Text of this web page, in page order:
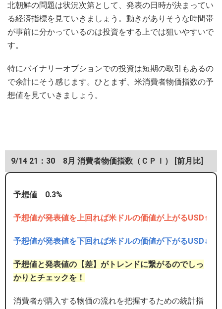
北朝鮮の問題は状況次第として、発表の日時が決まってい
る経済指標を見ていきましょう。動きがありそうな時間帯
が事前に分かっているのは投資をする上では狙いやすいで
す。
特にバイナリーオプションでの投資は短期の取引もあるの
で余計にそう感じます。ひとまず、米消費者物価指数の予
想値を見ていきましょう。
9/14 21：30 8月 消費者物価指数（ＣＰＩ） [前月比]
予想値 0.3%
予想値が発表値を上回れば米ドルの価値が上がるUSD↑
予想値が発表値を下回れば米ドルの価値が下がるUSD↓
予想値と発表値の【差】がトレンドに繋がるのでしっ
かりとチェックを！
消費者が購入する物価の流れを把握するための統計指